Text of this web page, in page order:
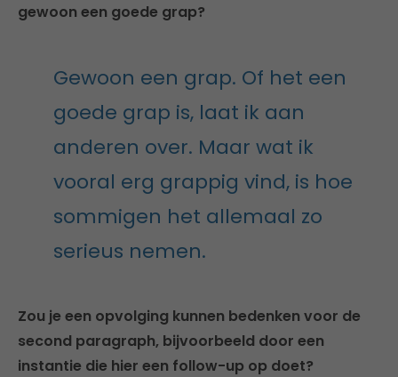
gewoon een goede grap?
Gewoon een grap. Of het een
goede grap is, laat ik aan
anderen over. Maar wat ik
vooral erg grappig vind, is hoe
sommigen het allemaal zo
serieus nemen.
Zou je een opvolging kunnen bedenken voor de
second paragraph, bijvoorbeeld door een
instantie die hier een follow-up op doet?